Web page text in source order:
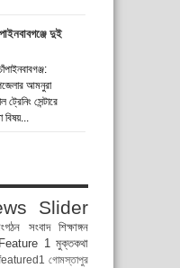
দুই
আমনুরা
ট্রেনিং সেন্টারে
Slider
সংবাদ
শিক্ষাঙ্গন
Feature 1 মুক্তকথা
গোমস্তাপুর